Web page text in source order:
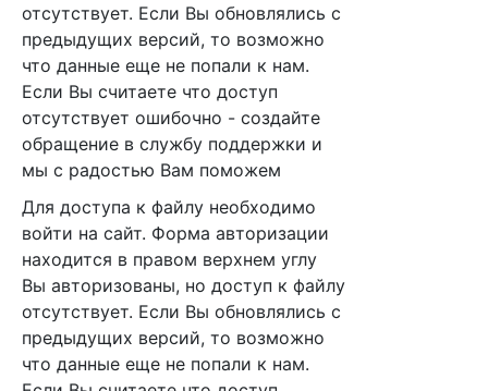
отсутствует. Если Вы обновлялись с
предыдущих версий, то возможно
что данные еще не попали к нам.
Если Вы считаете что доступ
отсутствует ошибочно - создайте
обращение в службу поддержки и
мы с радостью Вам поможем
Для доступа к файлу необходимо
войти на сайт. Форма авторизации
находится в правом верхнем углу
Вы авторизованы, но доступ к файлу
отсутствует. Если Вы обновлялись с
предыдущих версий, то возможно
что данные еще не попали к нам.